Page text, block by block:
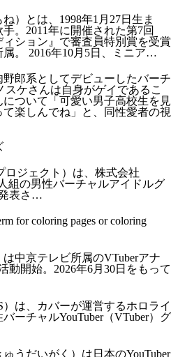
）とは、1998年1月27日生ま
。2011年に開催された第7回
ィション』で審査員特別賞を受賞
。 2016年10月5日、ミニア…
郎系としてデビューしたバーチ
スケさんは自身がゲイであるこ
ついて「可愛い男子高校生を見
楽しんでね」と、同性愛者の視
ロジェクト）は、株式会社
組の男性バーチャルアイドルグ
表さ…
for coloring pages or coloring
中京テレビ所属のVTuberアナ
動開始。2026年6月30日をもって
は、カバーが運営するホロライ
ーチャルYouTuber（VTuber）グ
うだいがく）は日本のYouTuber